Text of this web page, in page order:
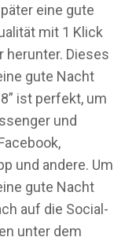
eine gute
mit 1 Klick
herunter. Dieses
gute Nacht
ist perfekt, um
und
und andere. Um
gute Nacht
auf die Social-
unter dem